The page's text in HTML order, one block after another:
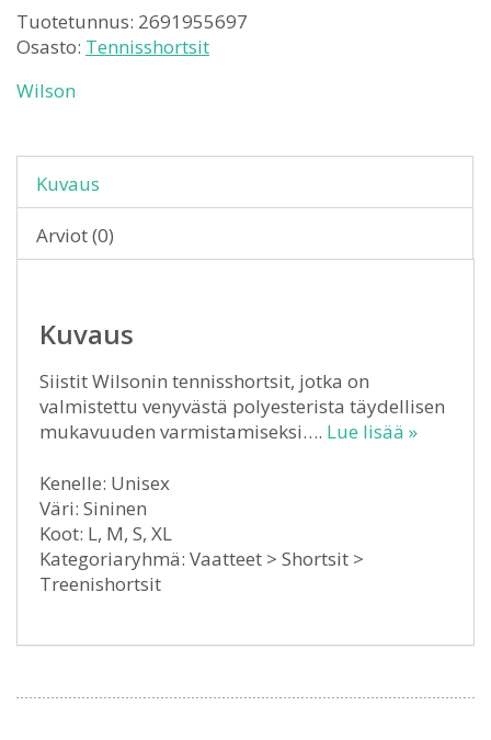
Tuotetunnus: 2691955697
Osasto: Tennisshortsit
Wilson
Kuvaus
Arviot (0)
Kuvaus
Siistit Wilsonin tennisshortsit, jotka on
valmistettu venyvästä polyesterista täydellisen
mukavuuden varmistamiseksi…. Lue lisää »
Kenelle: Unisex
Väri: Sininen
Koot: L, M, S, XL
Kategoriaryhmä: Vaatteet > Shortsit >
Treenishortsit